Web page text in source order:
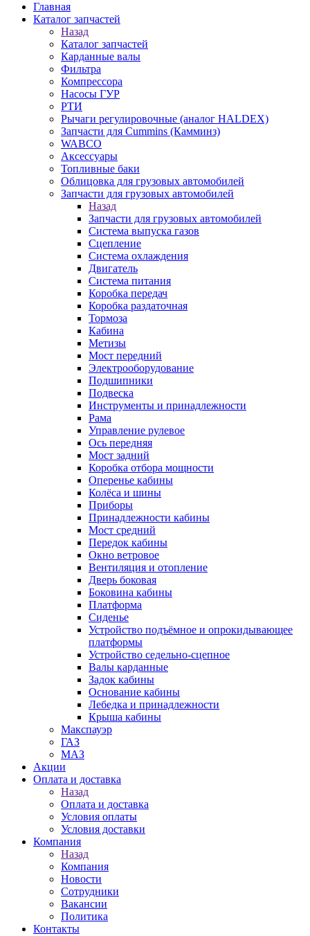
Главная
Каталог запчастей
Назад
Каталог запчастей
Карданные валы
Фильтра
Компрессора
Насосы ГУР
РТИ
Рычаги регулировочные (аналог HALDEX)
Запчасти для Cummins (Камминз)
WABCO
Аксессуары
Топливные баки
Облицовка для грузовых автомобилей
Запчасти для грузовых автомобилей
Назад
Запчасти для грузовых автомобилей
Система выпуска газов
Сцепление
Система охлаждения
Двигатель
Система питания
Коробка передач
Коробка раздаточная
Тормоза
Кабина
Метизы
Мост передний
Электрооборудование
Подшипники
Подвеска
Инструменты и принадлежности
Рама
Управление рулевое
Ось передняя
Мост задний
Коробка отбора мощности
Оперенье кабины
Колёса и шины
Приборы
Принадлежности кабины
Мост средний
Передок кабины
Окно ветровое
Вентиляция и отопление
Дверь боковая
Боковина кабины
Платформа
Сиденье
Устройство подъёмное и опрокидывающее
платформы
Устройство седельно-сцепное
Валы карданные
Задок кабины
Основание кабины
Лебедка и принадлежности
Крыша кабины
Макспауэр
ГАЗ
МАЗ
Акции
Оплата и доставка
Назад
Оплата и доставка
Условия оплаты
Условия доставки
Компания
Назад
Компания
Новости
Сотрудники
Вакансии
Политика
Контакты